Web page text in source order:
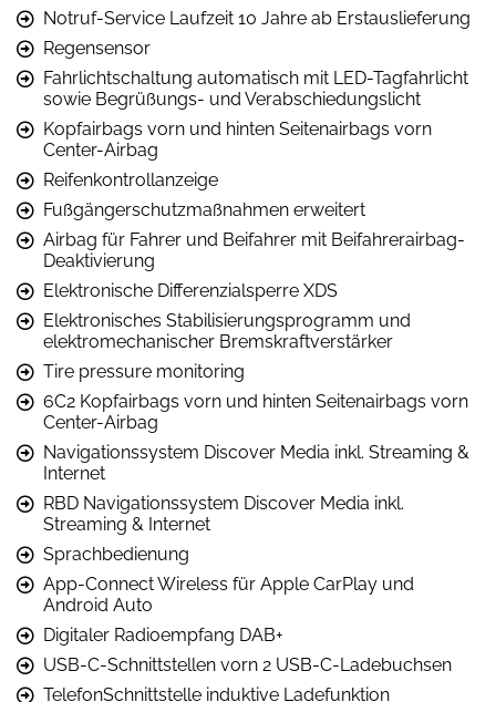
Notruf-Service Laufzeit 10 Jahre ab Erstauslieferung
Regensensor
Fahrlichtschaltung automatisch mit LED-Tagfahrlicht
sowie Begrüßungs- und Verabschiedungslicht
Kopfairbags vorn und hinten Seitenairbags vorn
Center-Airbag
Reifenkontrollanzeige
Fußgängerschutzmaßnahmen erweitert
Airbag für Fahrer und Beifahrer mit Beifahrerairbag-
Deaktivierung
Elektronische Differenzialsperre XDS
Elektronisches Stabilisierungsprogramm und
elektromechanischer Bremskraftverstärker
Tire pressure monitoring
6C2 Kopfairbags vorn und hinten Seitenairbags vorn
Center-Airbag
Navigationssystem Discover Media inkl. Streaming &
Internet
RBD Navigationssystem Discover Media inkl.
Streaming & Internet
Sprachbedienung
App-Connect Wireless für Apple CarPlay und
Android Auto
Digitaler Radioempfang DAB+
USB-C-Schnittstellen vorn 2 USB-C-Ladebuchsen
TelefonSchnittstelle induktive Ladefunktion